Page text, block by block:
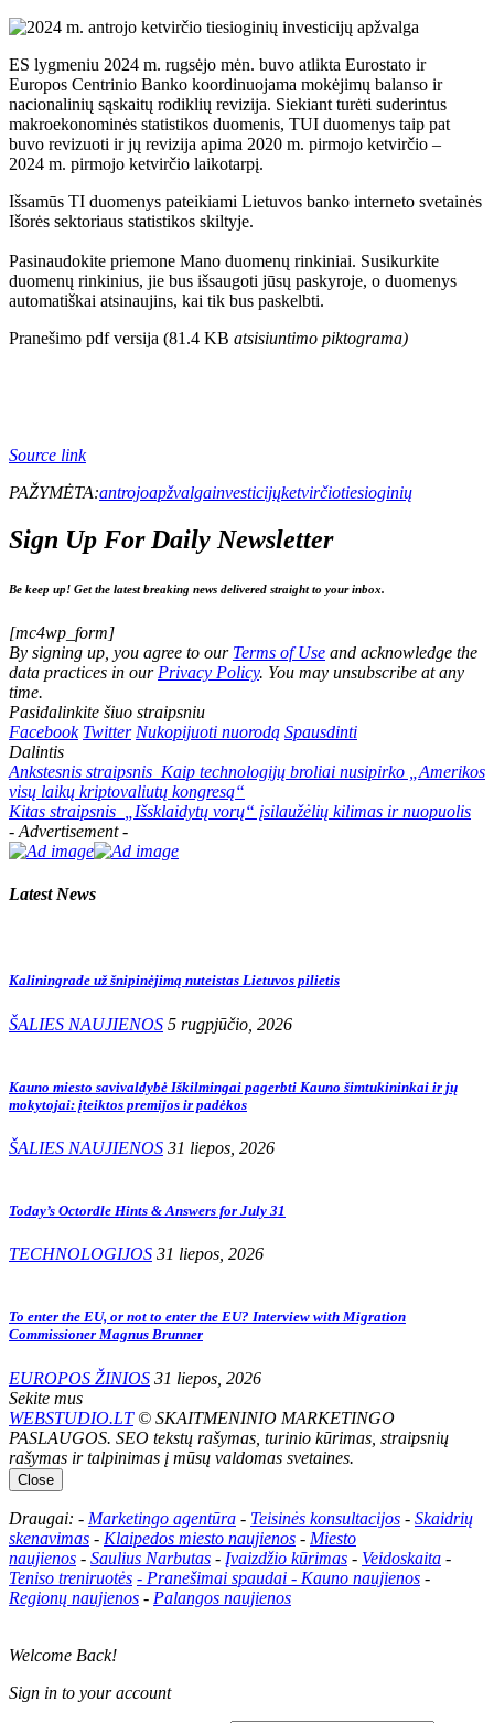
ES lygmeniu 2024 m. rugsėjo mėn. buvo atlikta Eurostato ir
Europos Centrinio Banko koordinuojama mokėjimų balanso ir
nacionalinių sąskaitų rodiklių revizija. Siekiant turėti suderintus
makroekonominės statistikos duomenis, TUI duomenys taip pat
buvo revizuoti ir jų revizija apima 2020 m. pirmojo ketvirčio –
2024 m. pirmojo ketvirčio laikotarpį.
Išsamūs TI duomenys pateikiami Lietuvos banko interneto svetainės
Išorės sektoriaus statistikos skiltyje.
Pasinaudokite priemone Mano duomenų rinkiniai. Susikurkite
duomenų rinkinius, jie bus išsaugoti jūsų paskyroje, o duomenys
automatiškai atsinaujins, kai tik bus paskelbti.
Pranešimo pdf versija (81.4 KB atsisiuntimo piktograma)
Source link
PAŽYMĖTA:antrojoapžvalgainvesticijųketvirčiotiesioginių
Sign Up For Daily Newsletter
Be keep up! Get the latest breaking news delivered straight to your inbox.
[mc4wp_form]
By signing up, you agree to our Terms of Use and acknowledge the
data practices in our Privacy Policy. You may unsubscribe at any
time.
Pasidalinkite šiuo straipsniu
Facebook Twitter Nukopijuoti nuorodą Spausdinti
Dalintis
Ankstesnis straipsnis Kaip technologijų broliai nusipirko „Amerikos
visų laikų kriptovaliutų kongresą“
Kitas straipsnis
„Išsklaidytų vorų“ įsilaužėlių kilimas ir nuopuolis
- Advertisement -
Latest News
Kaliningrade už šnipinėjimą nuteistas Lietuvos pilietis
ŠALIES NAUJIENOS 5 rugpjūčio, 2026
Kauno miesto savivaldybė Iškilmingai pagerbti Kauno šimtukininkai ir jų
mokytojai: įteiktos premijos ir padėkos
ŠALIES NAUJIENOS 31 liepos, 2026
Today’s Octordle Hints & Answers for July 31
TECHNOLOGIJOS 31 liepos, 2026
To enter the EU, or not to enter the EU? Interview with Migration
Commissioner Magnus Brunner
EUROPOS ŽINIOS 31 liepos, 2026
Sekite mus
WEBSTUDIO.LT© SKAITMENINIO MARKETINGO
PASLAUGOS. SEO tekstų rašymas, turinio kūrimas, straipsnių
rašymas ir talpinimas į mūsų valdomas svetaines.
Close
Draugai: - Marketingo agentūra - Teisinės konsultacijos - Skaidrių
skenavimas - Klaipedos miesto naujienos - Miesto
naujienos - Saulius Narbutas - Įvaizdžio kūrimas - Veidoskaita -
Teniso treniruotės - Pranešimai spaudai - Kauno naujienos -
Regionų naujienos - Palangos naujienos
Welcome Back!
Sign in to your account